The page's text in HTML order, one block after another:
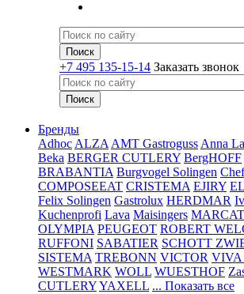
+7 495 135-15-14 Заказать звонок
Бренды
Adhoc ALZA AMT Gastroguss Anna
Beka BERGER CUTLERY BergHOFF
BRABANTIA Burgvogel Solingen
COMPOSEEAT CRISTEMA EJIRY
Felix Solingen Gastrolux HERDMAR
Kuchenprofi Lava Maisingers
OLYMPIA PEUGEOT ROBERT
RUFFONI SABATIER SCHOTT
SISTEMA TREBONN VICTOR VIVA
WESTMARK WOLL WUESTHOF
CUTLERYYAXELL ... Показать все